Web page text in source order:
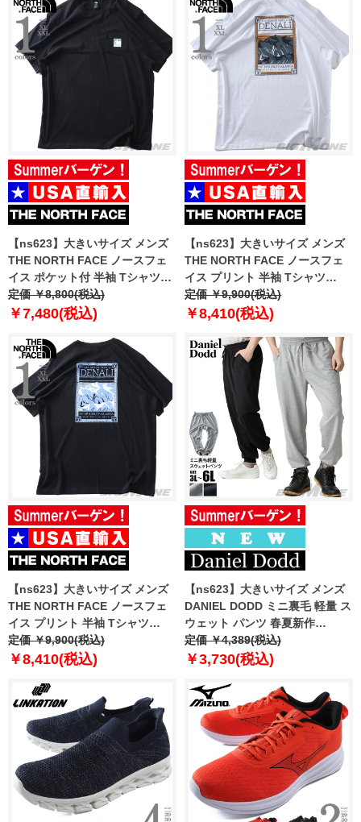
【ns623】大きいサイズ メンズ
THE NORTH FACE ノースフェ
イス ポケット付 半袖 Tシャツ
MOUNTAIN LOGO RLX SS TEE
USA直輸入 nf0a8guu-jk3
定価 ￥8,800(税込)
￥7,480(税込)
【ns623】大きいサイズ メンズ
THE NORTH FACE ノースフェ
イス プリント 半袖 Tシャツ
NORTH FACES REG SS TEE
USA直輸入 nf0a8guw-fn4
定価 ￥9,900(税込)
￥8,410(税込)
【ns623】大きいサイズ メンズ
THE NORTH FACE ノースフェ
イス プリント 半袖 Tシャツ
NORTH FACES REG SS TEE
USA直輸入 nf0a8guw-jk3
定価 ￥9,900(税込)
￥8,410(税込)
【ns623】大きいサイズ メンズ
DANIEL DODD ミニ裏毛 軽量 ス
ウェット パンツ 春夏新作
azswp-260104 【fre】
定価 ￥4,389(税込)
￥3,730(税込)